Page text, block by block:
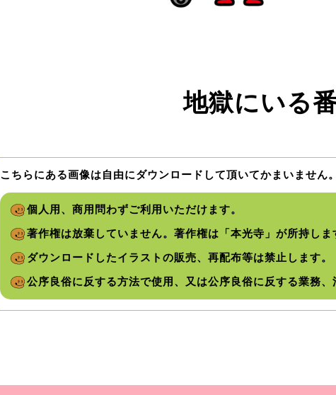
地獄にいる番
こちらにある画像は自由にダウンロードして頂いてかまいません。
個人用、商用問わずご利用いただけます。
著作権は放棄していません。著作権は「本光寺」が所持しま
ダウンロードしたイラストの販売、再配布等は禁止します。
公序良俗に反する方法で使用、又は公序良俗に反する業務